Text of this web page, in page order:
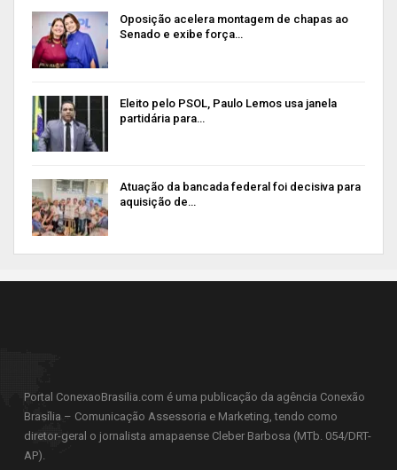
Oposição acelera montagem de chapas ao
Senado e exibe força…
Eleito pelo PSOL, Paulo Lemos usa janela
partidária para…
Atuação da bancada federal foi decisiva para
aquisição de…
Portal ConexaoBrasilia.com é uma publicação da agência Conexão
Brasília – Comunicação Assessoria e Marketing, tendo como
diretor-geral o jornalista amapaense Cleber Barbosa (MTb. 054/DRT-
AP).